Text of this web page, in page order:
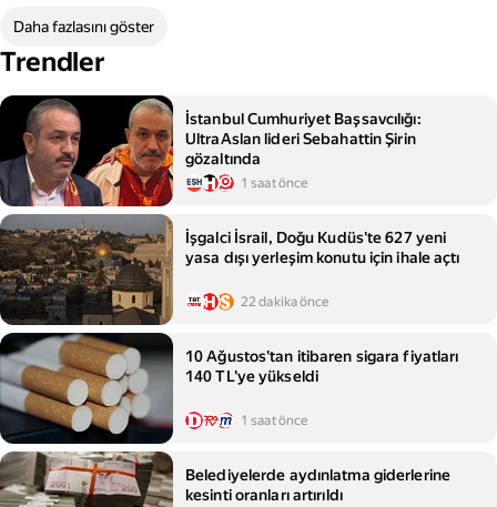
Daha fazlasını göster
Trendler
İstanbul Cumhuriyet Başsavcılığı:
UltraAslan lideri Sebahattin Şirin
gözaltında
1 saat önce
İşgalci İsrail, Doğu Kudüs'te 627 yeni
yasa dışı yerleşim konutu için ihale açtı
22 dakika önce
10 Ağustos'tan itibaren sigara fiyatları
140 TL'ye yükseldi
1 saat önce
Belediyelerde aydınlatma giderlerine
kesinti oranları artırıldı